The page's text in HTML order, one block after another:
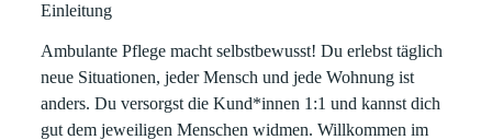
Einleitung
Ambulante Pflege macht selbstbewusst! Du erlebst täglich
neue Situationen, jeder Mensch und jede Wohnung ist
anders. Du versorgst die Kund*innen 1:1 und kannst dich
gut dem jeweiligen Menschen widmen. Willkommen im